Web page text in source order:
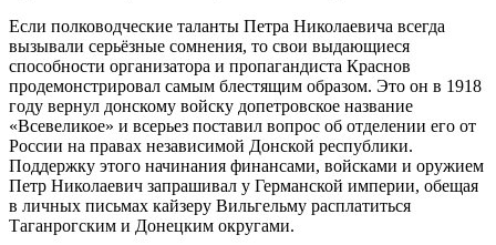
Если полководческие таланты Петра Николаевича всегда
вызывали серьёзные сомнения, то свои выдающиеся
способности организатора и пропагандиста Краснов
продемонстрировал самым блестящим образом. Это он в 1918
году вернул донскому войску допетровское название
«Всевеликое» и всерьез поставил вопрос об отделении его от
России на правах независимой Донской республики.
Поддержку этого начинания финансами, войсками и оружием
Петр Николаевич запрашивал у Германской империи, обещая
в личных письмах кайзеру Вильгельму расплатиться
Таганрогским и Донецким округами.